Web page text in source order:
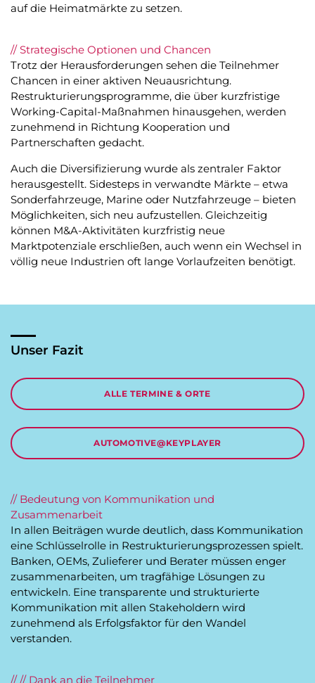
auf die Heimatmärkte zu setzen.
// Strategische Optionen und Chancen
Trotz der Herausforderungen sehen die Teilnehmer
Chancen in einer aktiven Neuausrichtung.
Restrukturierungsprogramme, die über kurzfristige
Working-Capital-Maßnahmen hinausgehen, werden
zunehmend in Richtung Kooperation und
Partnerschaften gedacht.
Auch die Diversifizierung wurde als zentraler Faktor
herausgestellt. Sidesteps in verwandte Märkte – etwa
Sonderfahrzeuge, Marine oder Nutzfahrzeuge – bieten
Möglichkeiten, sich neu aufzustellen. Gleichzeitig
können M&A-Aktivitäten kurzfristig neue
Marktpotenziale erschließen, auch wenn ein Wechsel in
völlig neue Industrien oft lange Vorlaufzeiten benötigt.
Unser Fazit
ALLE TERMINE & ORTE
AUTOMOTIVE@KEYPLAYER
// Bedeutung von Kommunikation und
Zusammenarbeit
In allen Beiträgen wurde deutlich, dass Kommunikation
eine Schlüsselrolle in Restrukturierungsprozessen spielt.
Banken, OEMs, Zulieferer und Berater müssen enger
zusammenarbeiten, um tragfähige Lösungen zu
entwickeln. Eine transparente und strukturierte
Kommunikation mit allen Stakeholdern wird
zunehmend als Erfolgsfaktor für den Wandel
verstanden.
// // Dank an die Teilnehmer